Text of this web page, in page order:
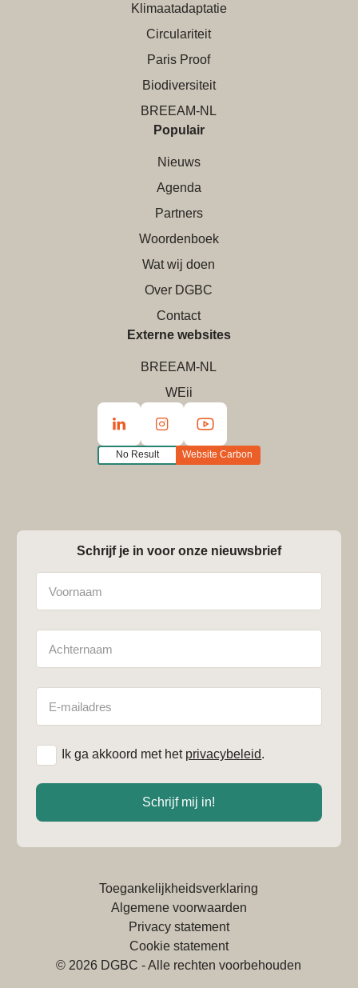
Klimaatadaptatie
Circulariteit
Paris Proof
Biodiversiteit
BREEAM-NL
Populair
Nieuws
Agenda
Partners
Woordenboek
Wat wij doen
Over DGBC
Contact
Externe websites
BREEAM-NL
WEii
No Result Website Carbon
Schrijf je in voor onze nieuwsbrief
mailadres
Ik ga akkoord met het privacybeleid.
Schrijf mij in!
© 2026 DGBC - Alle rechten voorbehouden
Toegankelijkheidsverklaring
Algemene voorwaarden
Privacy statement
Cookie statement